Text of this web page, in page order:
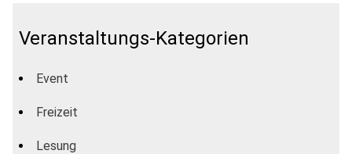
Veranstaltungs-Kategorien
Event
Freizeit
Lesung